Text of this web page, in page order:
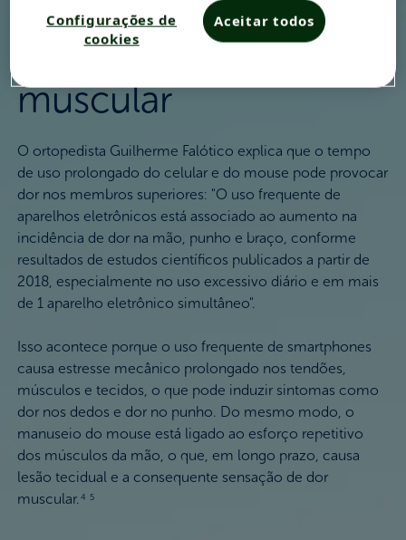
Dor no punho está
ligada ao estresse
muscular
O ortopedista Guilherme Falótico explica que o tempo
de uso prolongado do celular e do mouse pode provocar
dor nos membros superiores: "O uso frequente de
aparelhos eletrônicos está associado ao aumento na
incidência de dor na mão, punho e braço, conforme
resultados de estudos científicos publicados a partir de
2018, especialmente no uso excessivo diário e em mais
de 1 aparelho eletrônico simultâneo".
Isso acontece porque o uso frequente de smartphones
causa estresse mecânico prolongado nos tendões,
músculos e tecidos, o que pode induzir sintomas como
dor nos dedos e dor no punho. Do mesmo modo, o
manuseio do mouse está ligado ao esforço repetitivo
dos músculos da mão, o que, em longo prazo, causa
lesão tecidual e a consequente sensação de dor
muscular.4 5
Configurações de
cookies
Aceitar todos